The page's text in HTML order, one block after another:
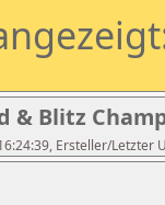
& Blitz
Ersteller/Letzter